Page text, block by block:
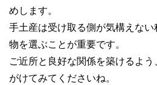
めします。
手土産は受け取る側が気構えな
物を選ぶことが重要です。
ご近所と良好な関係を築けるよ
がけてみてくださいね。